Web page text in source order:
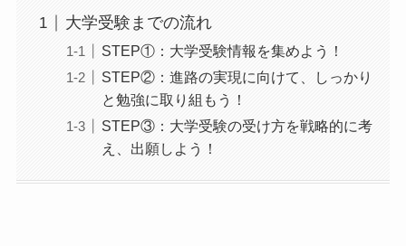
大学受験までの流れ
STEP①：大学受験情報を集めよう！
STEP②：進路の実現に向けて、しっかり
と勉強に取り組もう！
STEP③：大学受験の受け方を戦略的に考
え、出願しよう！